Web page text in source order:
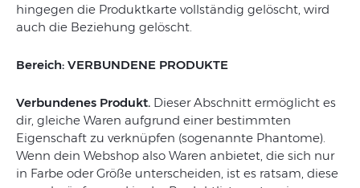
hingegen die Produktkarte vollständig gelöscht, wird
auch die Beziehung gelöscht.
Bereich: VERBUNDENE PRODUKTE
Verbundenes Produkt. Dieser Abschnitt ermöglicht es
dir, gleiche Waren aufgrund einer bestimmten
Eigenschaft zu verknüpfen (sogenannte Phantome).
Wenn dein Webshop also Waren anbietet, die sich nur
in Farbe oder Größe unterscheiden, ist es ratsam, diese